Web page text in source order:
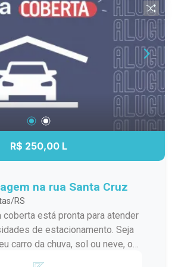
R$ 250,00 L
na rua Santa Cruz
RS
coberta está pronta para atender
de estacionamento. Seja
carro da chuva, sol ou neve, ou